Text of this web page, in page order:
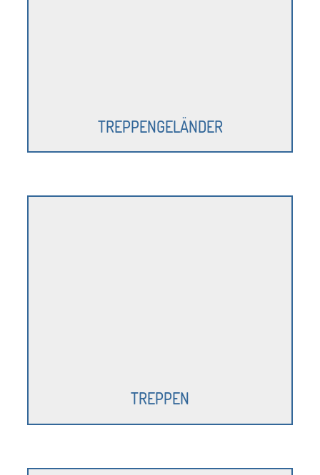
TREPPENGELÄNDER
TREPPEN